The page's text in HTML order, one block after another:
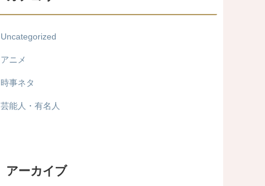
Uncategorized
アニメ
時事ネタ
芸能人・有名人
アーカイブ